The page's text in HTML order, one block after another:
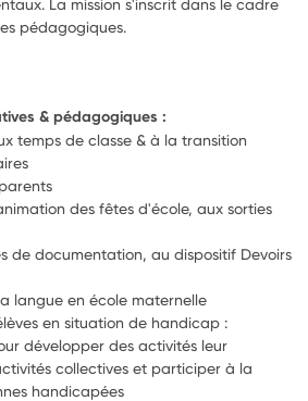
La mission s'inscrit dans le cadre
pédagogiques.
& pédagogiques :
temps de classe & à la transition
des fêtes d'école, aux sorties
de documentation, au dispositif Devoirs
en situation de handicap :
développer des activités leur
collectives et participer à la
handicapées